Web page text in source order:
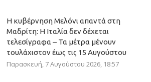
Η κυβέρνηση Μελόνι απαντά στη
Μαδρίτη: Η Ιταλία δεν δέχεται
τελεσίγραφα – Τα μέτρα μένουν
τουλάχιστον έως τις 15 Αυγούστου
Παρασκευή, 7 Αυγούστου 2026, 18:57